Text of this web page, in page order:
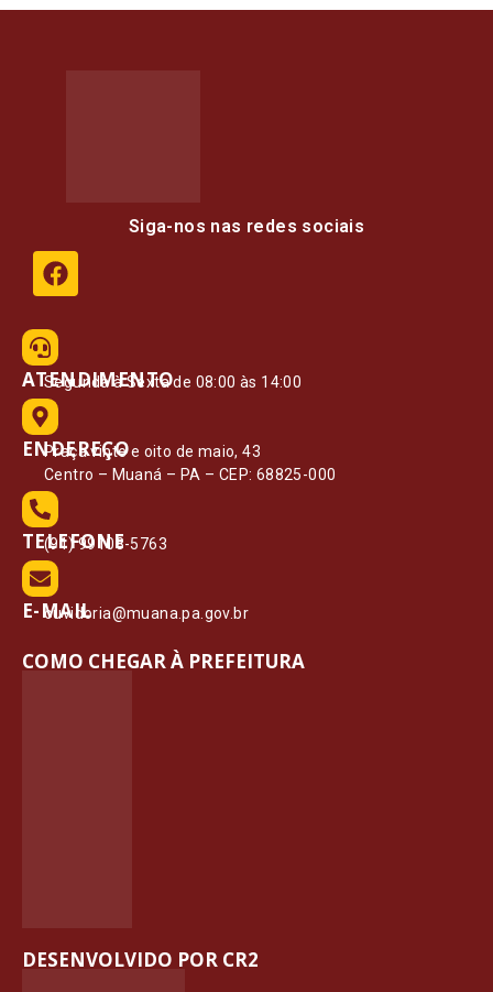
Siga-nos nas redes sociais
ATENDIMENTO
Segunda à Sexta de 08:00 às 14:00
ENDEREÇO
Praça vinte e oito de maio, 43
Centro – Muaná – PA – CEP: 68825-000
TELEFONE
(91) 99108-5763
E-MAIL
ouvidoria@muana.pa.gov.br
COMO CHEGAR À PREFEITURA
DESENVOLVIDO POR CR2